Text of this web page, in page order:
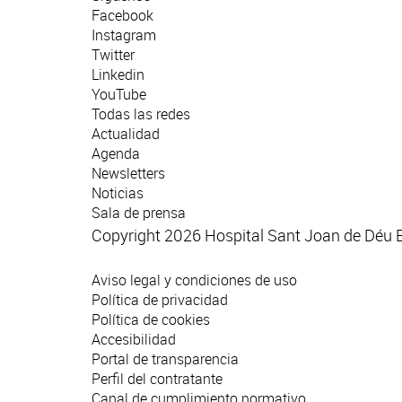
Facebook
Instagram
Twitter
Linkedin
YouTube
Todas las redes
Actualidad
Agenda
Newsletters
Noticias
Sala de prensa
Copyright 2026 Hospital Sant Joan de Déu
Aviso legal y condiciones de uso
Política de privacidad
Política de cookies
Accesibilidad
Portal de transparencia
Perfil del contratante